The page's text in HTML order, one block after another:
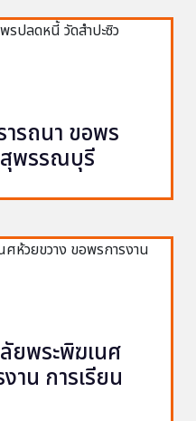
รถนา ขอพร
สุพรรณบุรี
ยพระพิฆเนศ
าน การเรียน